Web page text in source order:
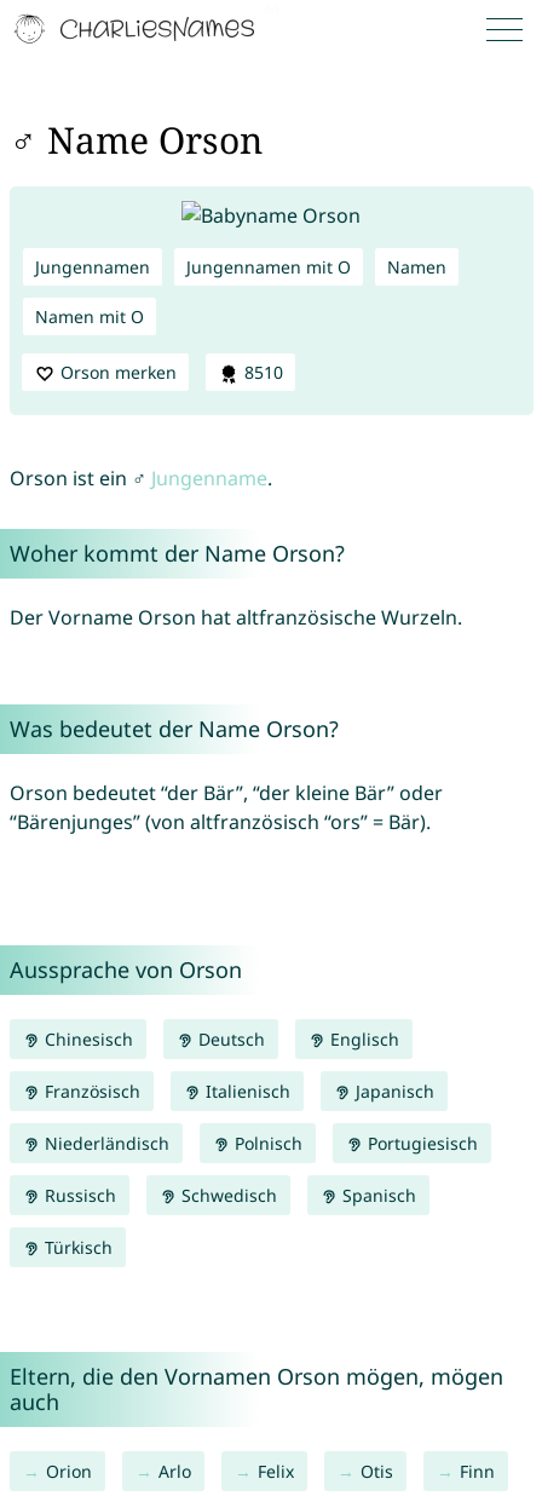
♂ Name Orson
Jungennamen Jungennamen mit O Namen
Namen mit O
Orson merken 8510
Orson ist ein ♂ Jungenname.
Woher kommt der Name Orson?
Der Vorname Orson hat altfranzösische Wurzeln.
Was bedeutet der Name Orson?
Orson bedeutet “der Bär”, “der kleine Bär” oder
“Bärenjunges” (von altfranzösisch “ors” = Bär).
Aussprache von Orson
Chinesisch Deutsch Englisch
Französisch Italienisch Japanisch
Niederländisch Polnisch Portugiesisch
Russisch Schwedisch Spanisch
Türkisch
Eltern, die den Vornamen Orson mögen, mögen
auch
Orion Arlo Felix Otis Finn